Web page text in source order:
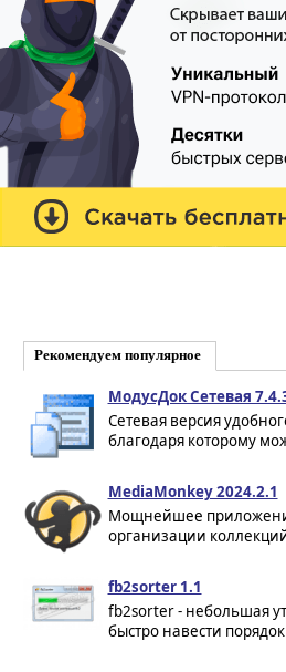
Рекомендуем популярное
МодусДок Сетевая
Сетевая версия
благодаря которому
MediaMonkey 2024.2.1
Мощнейшее
организации
fb2sorter 1.1
fb2sorter - небольшая
быстро навести